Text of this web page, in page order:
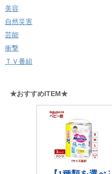
美容
自然災害
芸能
衝撃
ＴＶ番組
★おすすめITEM★